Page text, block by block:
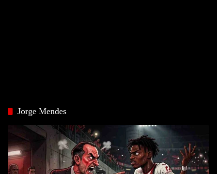
Jorge Mendes